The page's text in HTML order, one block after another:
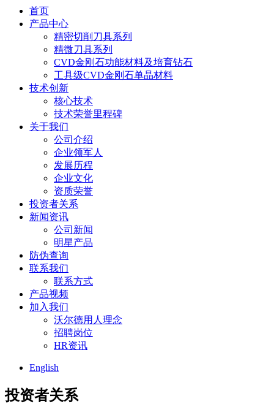
首页
产品中心
精密切削刀具系列
精微刀具系列
CVD金刚石功能材料及培育钻石
工具级CVD金刚石单晶材料
技术创新
核心技术
技术荣誉里程碑
关于我们
公司介绍
企业领军人
发展历程
企业文化
资质荣誉
投资者关系
新闻资讯
公司新闻
明星产品
防伪查询
联系我们
联系方式
产品视频
加入我们
沃尔德用人理念
招聘岗位
HR资讯
English
投资者关系